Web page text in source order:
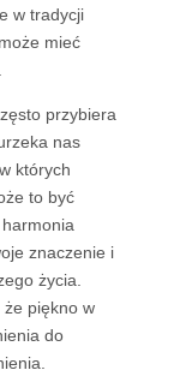
w tradycji
mieć
przybiera
nas
których
to być
znaczenie i
życia.
piękno w
do